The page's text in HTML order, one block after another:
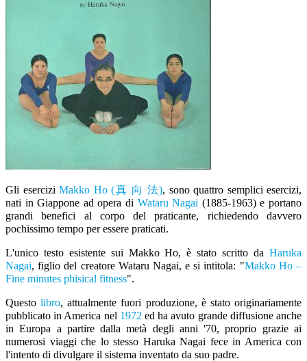
Gli esercizi Makko Ho (真 向 法), sono quattro semplici esercizi,
nati in Giappone ad opera di Wataru Nagai (1885-1963) e portano
grandi benefici al corpo del praticante, richiedendo davvero
pochissimo tempo per essere praticati.
L'unico testo esistente sui Makko Ho, è stato scritto da Haruka
Nagai, figlio del creatore Wataru Nagai, e si intitola: "Makko Ho –
Fine minutes phisical fitness".
Questolibro, attualmente fuori produzione, è stato originariamente
pubblicato in America nel 1972 ed ha avuto grande diffusione anche
in Europa a partire dalla metà degli anni '70, proprio grazie ai
numerosi viaggi che lo stesso Haruka Nagai fece in America con
l'intento di divulgare il sistema inventato da suo padre.